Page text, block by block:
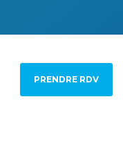
PRENDRE RDV